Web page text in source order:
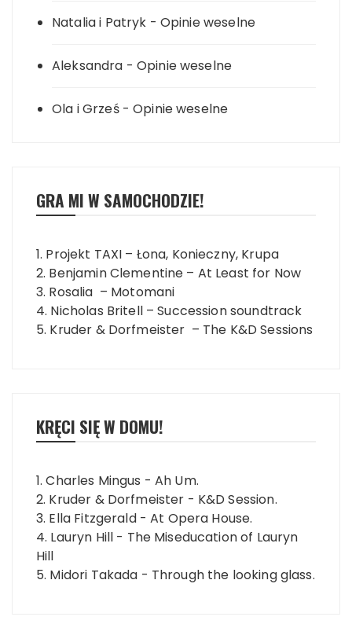
Natalia i Patryk - Opinie weselne
Aleksandra - Opinie weselne
Ola i Grześ-Opinie weselne
GRA MI W SAMOCHODZIE!
1. Projekt TAXI – Łona, Konieczny, Krupa
2. Benjamin Clementine – At Least for Now
3. Rosalia – Motomani
4. Nicholas Britell – Succession soundtrack
5. Kruder & Dorfmeister – The K&D Sessions
KRĘCI SIĘ W DOMU!
1. Charles Mingus - Ah Um.
2. Kruder & Dorfmeister - K&D Session.
3. Ella Fitzgerald - At Opera House.
4. Lauryn Hill - The Miseducation of Lauryn
Hill
5. Midori Takada - Through the looking glass.